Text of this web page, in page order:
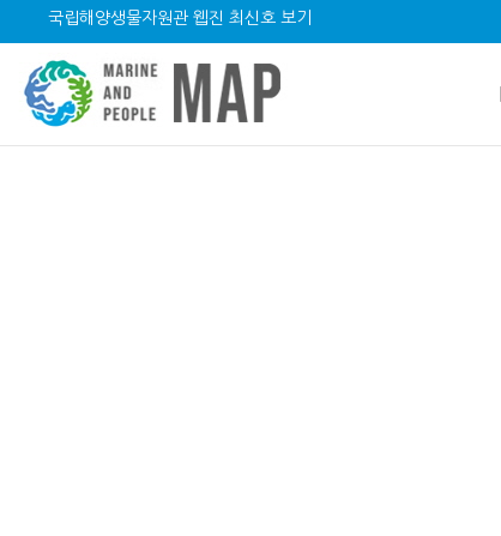
국립해양생물자원관 웹진 최신호 보기